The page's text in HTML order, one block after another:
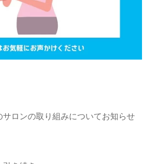
ロンの取り組みについてお知らせ